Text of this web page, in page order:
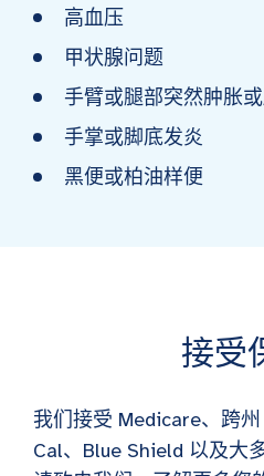
高血压
甲状腺问题
手臂或腿部突然肿胀
手掌或脚底发炎
黑便或柏油样便
接受
我们接受 Medicare、跨
Cal、Blue Shield 以及大